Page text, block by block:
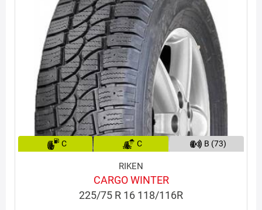
C C B (73)
RIKEN
CARGO WINTER
225/75 R 16 118/116R